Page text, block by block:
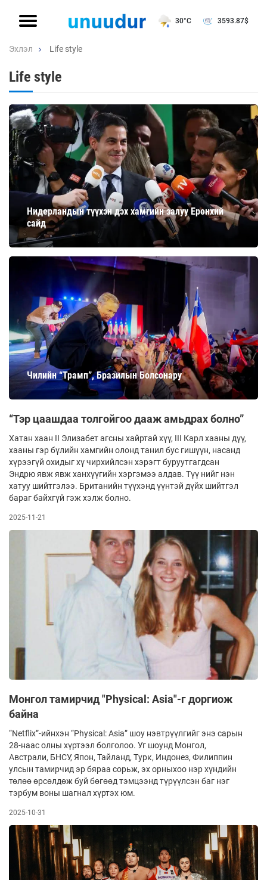
30°C 3593.87$
Эхлэл Life style
Life style
Нидерландын түүхэн дэх хамгийн залуу Ерөнхий
сайд
Чилийн “Трамп”, Бразилын Болсонару
“Тэр цаашдаа толгойгоо дааж амьдрах болно”
Хатан хаан II Элизабет агсны хайртай хүү, III Карл хааны дүү,
хааны гэр бүлийн хамгийн олонд танил бус гишүүн, насанд
хүрээгүй охидыг хү­ чир­хийл­сэн хэрэгт буруутгагдсан
Эндрю явж явж ханхүүгийн хэргэмээ алдав. Түү­ нийг нэн
хатуу шийтгэлээ. Бри­танийн түүхэнд үүнтэй дүйх шийтгэл
бараг байхгүй гэж хэлж болно.
2025-11-21
Монгол тамирчид "Physical: Asia"-г доргиож
байна
“Netflix”-ийнхэн “Physical: Asia” шоу нэвтрүүлгийг энэ сарын
28-наас олны хүртээл болголоо. Уг шоунд Монгол,
Австрали, БНСУ, Япон, Тайланд, Турк, Индонез, Филиппин
улсын тамирчид эр бяраа сорьж, эх орныхоо нэр хүндийн
төлөө өрсөлдөж буй бөгөөд тэмцээнд түрүүлсэн баг нэг
тэрбум воны шагнал хүртэх юм.
2025-10-31